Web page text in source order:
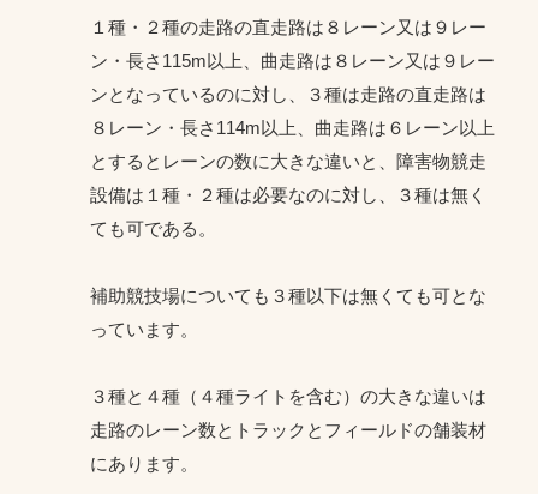
１種・２種の走路の直走路は８レーン又は９レー
ン・長さ115m以上、曲走路は８レーン又は９レー
ンとなっているのに対し、３種は走路の直走路は
８レーン・長さ114m以上、曲走路は６レーン以上
とするとレーンの数に大きな違いと、障害物競走
設備は１種・２種は必要なのに対し、３種は無く
ても可である。
補助競技場についても３種以下は無くても可とな
っています。
３種と４種（４種ライトを含む）の大きな違いは
走路のレーン数とトラックとフィールドの舗装材
にあります。